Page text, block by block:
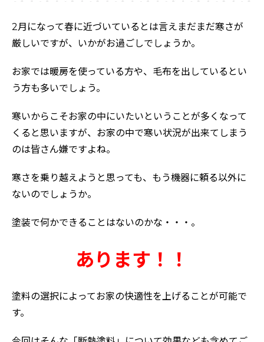
2月になって春に近づいているとは言えまだまだ寒さが
厳しいですが、いかがお過ごしでしょうか。
お家では暖房を使っている方や、毛布を出しているとい
う方も多いでしょう。
寒いからこそお家の中にいたいということが多くなって
くると思いますが、お家の中で寒い状況が出来てしまう
のは皆さん嫌ですよね。
寒さを乗り越えようと思っても、もう機器に頼る以外に
ないのでしょうか。
塗装で何かできることはないのかな・・・。
あります！！
塗料の選択によってお家の快適性を上げることが可能で
す。